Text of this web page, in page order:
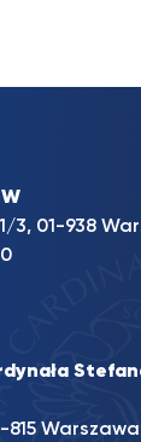
3, 01-938
815 Warszawa